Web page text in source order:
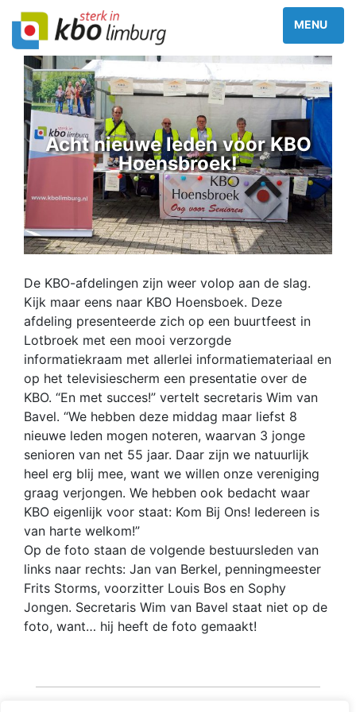
Acht nieuwe leden voor KBO
Hoensbroek!
De KBO-afdelingen zijn weer volop aan de slag.
Kijk maar eens naar KBO Hoensboek. Deze
afdeling presenteerde zich op een buurtfeest in
Lotbroek met een mooi verzorgde
informatiekraam met allerlei informatiemateriaal en
op het televisiescherm een presentatie over de
KBO. “En met succes!” vertelt secretaris Wim van
Bavel. “We hebben deze middag maar liefst 8
nieuwe leden mogen noteren, waarvan 3 jonge
senioren van net 55 jaar. Daar zijn we natuurlijk
heel erg blij mee, want we willen onze vereniging
graag verjongen. We hebben ook bedacht waar
KBO eigenlijk voor staat: Kom Bij Ons! Iedereen is
van harte welkom!”
Op de foto staan de volgende bestuursleden van
links naar rechts: Jan van Berkel, penningmeester
Frits Storms, voorzitter Louis Bos en Sophy
Jongen. Secretaris Wim van Bavel staat niet op de
foto, want… hij heeft de foto gemaakt!